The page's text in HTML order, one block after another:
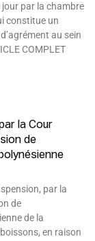
par la chambre
constitue un
au sein
COMPLET
la Cour
de
par la
de
de la
en raison